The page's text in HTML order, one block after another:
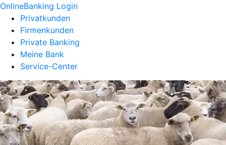
OnlineBanking Login
Privatkunden
Firmenkunden
Private Banking
Meine Bank
Service-Center